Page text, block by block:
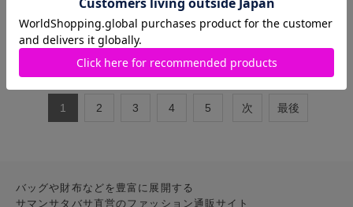
にも❣️多機能ウォレットショルダ
ー❣️
1
2 3 4 5 次 最後
バッグや財布などを豊富に展開する
サマンサタバサ直営のファッション通販サイト